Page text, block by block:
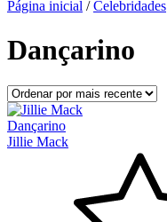
Página inicial / Celebridades
Dançarino
Dançarino
Jillie Mack